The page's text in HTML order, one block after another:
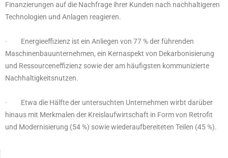
Finanzierungen auf die Nachfrage ihrer Kunden nach nachhaltigeren
Technologien und Anlagen reagieren.
· Energieeffizienz ist ein Anliegen von 77 % der führenden
Maschinenbauunternehmen, ein Kernaspekt von Dekarbonisierung
und Ressourceneffizienz sowie der am häufigsten kommunizierte
Nachhaltigkeitsnutzen.
· Etwa die Hälfte der untersuchten Unternehmen wirbt darüber
hinaus mit Merkmalen der Kreislaufwirtschaft in Form von Retrofit
und Modernisierung (54 %) sowie wiederaufbereiteten Teilen (45 %).